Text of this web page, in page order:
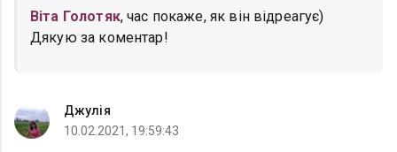
Віта Голотяк, час покаже, як він відреагує)
Дякую за коментар!
Джулія
10.02.2021, 19:59:43